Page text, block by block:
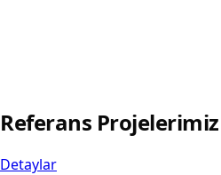
Referans Projelerimiz
Detaylar